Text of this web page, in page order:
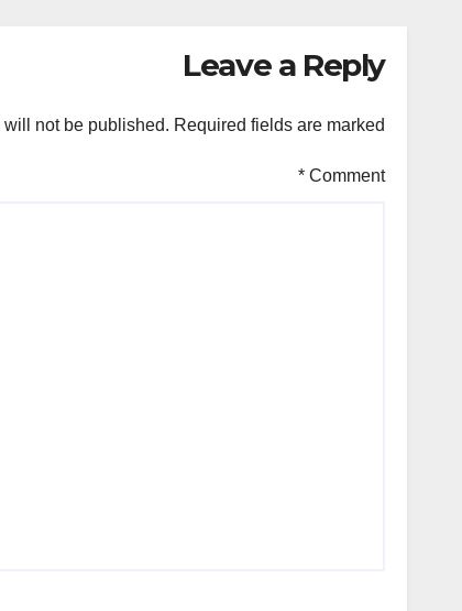
Leave a Reply
not be published. Required fields are marked
Comment
*